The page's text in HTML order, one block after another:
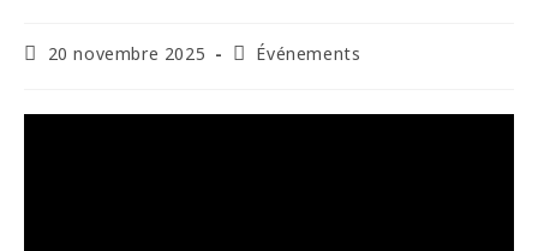
20 novembre 2025 Événements